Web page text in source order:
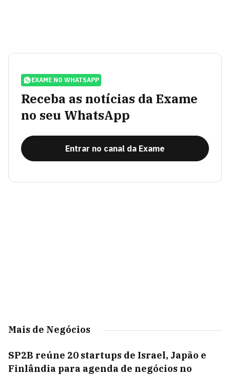
EXAME NO WHATSAPP
Receba as notícias da Exame
no seu WhatsApp
Entrar no canal da Exame
Mais de Negócios
SP2B reúne 20 startups de Israel, Japão e
Finlândia para agenda de negócios no